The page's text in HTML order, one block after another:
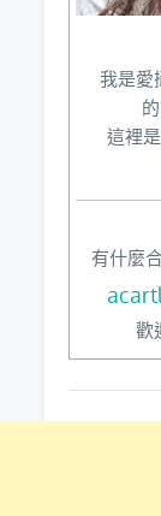
我是愛
這裡
有什麼
歡